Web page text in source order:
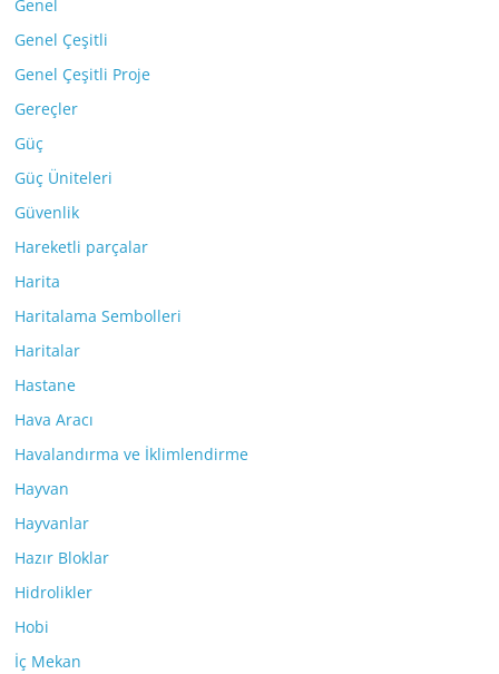
Genel
Genel Çeşitli
Genel Çeşitli Proje
Gereçler
Güç
Güç Üniteleri
Güvenlik
Hareketli parçalar
Harita
Haritalama Sembolleri
Haritalar
Hastane
Hava Aracı
Havalandırma ve İklimlendirme
Hayvan
Hayvanlar
Hazır Bloklar
Hidrolikler
Hobi
İç Mekan